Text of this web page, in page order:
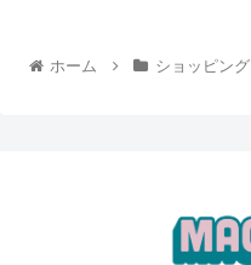
ホーム ショッピング